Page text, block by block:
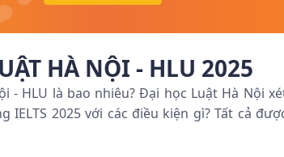
HÀ NỘI - HLU 2025
- HLU là bao nhiêu? Đại học Luật Hà Nội
IELTS 2025 với các điều kiện gì? Tất cả